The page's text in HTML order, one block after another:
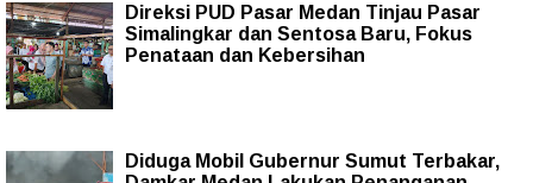
Direksi PUD Pasar Medan Tinjau Pasar
Simalingkar dan Sentosa Baru, Fokus
Penataan dan Kebersihan
Diduga Mobil Gubernur Sumut Terbakar,